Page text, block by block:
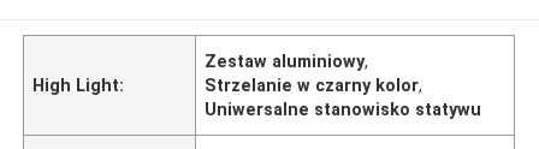
High Light:
Zestaw aluminiowy,
Strzelanie w czarny kolor,
Uniwersalne stanowisko statywu